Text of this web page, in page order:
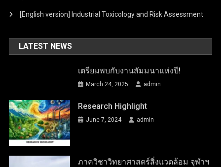
[English version] Industrial Toxicology and Risk Assessment
LATEST NEWS
เตรียมพบกับงานสัมมนาแห่งปี!
March 24, 2025 admin
Research Highlight
June 7, 2024 admin
ภาควิชาวิทยาศาสตร์สิ่งแวดล้อม จุฬาฯ